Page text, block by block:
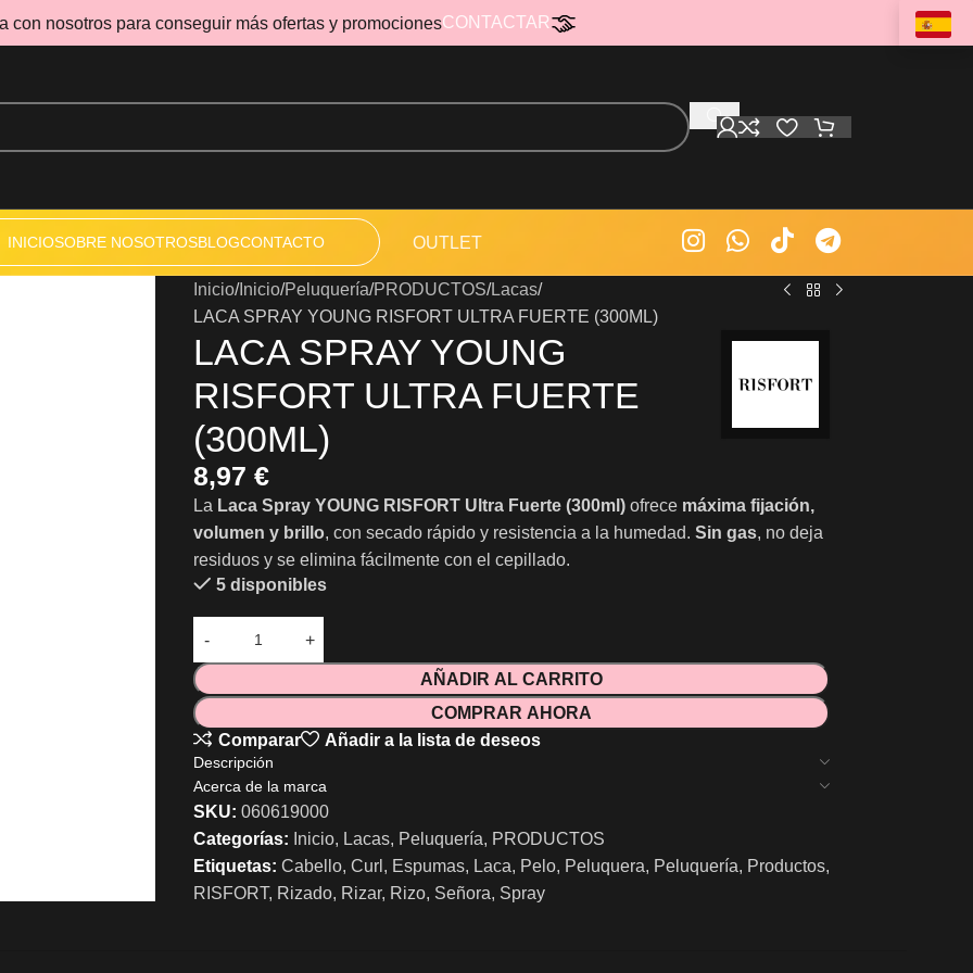
con nosotros para conseguir más ofertas y promocionesCONTACTAR
INICIOSOBRE NOSOTROSBLOGCONTACTO OUTLET
Inicio Inicio Peluquería PRODUCTOS Lacas
LACA SPRAY YOUNG RISFORT ULTRA FUERTE (300ML)
LACA SPRAY YOUNG
RISFORT ULTRA FUERTE
(300ML)
8,97 €
La Laca Spray YOUNG RISFORT Ultra Fuerte (300ml) ofrece máxima fijación,
volumen y brillo, con secado rápido y resistencia a la humedad. Sin gas, no deja
residuos y se elimina fácilmente con el cepillado.
5 disponibles
AÑADIR AL CARRITO
COMPRAR AHORA
Comparar
Añadir a la lista de deseos
Descripción
Acerca de la marca
SKU: 060619000
Categorías: Inicio, Lacas, Peluquería, PRODUCTOS
Etiquetas: Cabello, Curl , Espumas, Laca, Pelo, Peluquera, Peluquería, Productos,
RISFORT, Rizado, Rizar, Rizo, Señora, Spray